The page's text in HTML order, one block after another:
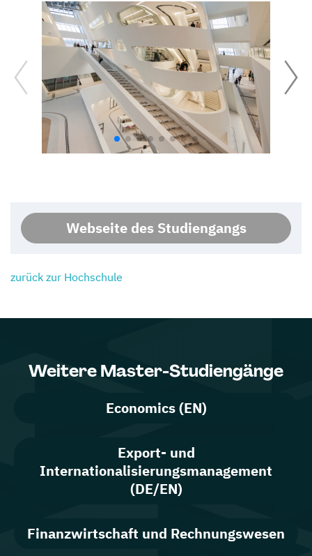
Webseite des Studiengangs
zurück zur Hochschule
Weitere Master-Studiengänge
Economics (EN)
Export- und
Internationalisierungsmanagement
(DE/EN)
Finanzwirtschaft und Rechnungswesen